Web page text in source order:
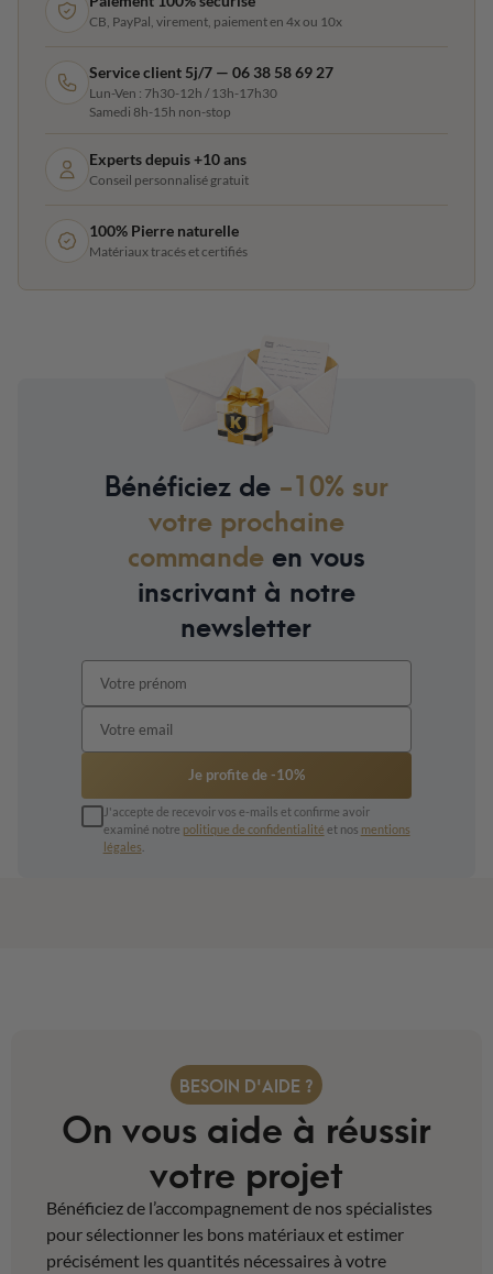
CB, PayPal, virement, paiement en 4x ou 10x
Service client 5j/7 — 06 38 58 69 27
Lun-Ven : 7h30-12h / 13h-17h30
Samedi 8h-15h non-stop
Experts depuis +10 ans
Conseil personnalisé gratuit
100% Pierre naturelle
Matériaux tracés et certifiés
Bénéficiez de -10% sur
votre prochaine
commandeen vous
inscrivant à notre
newsletter
Je profite de -10%
J'accepte de recevoir vos e-mails et confirme avoir
examiné notre politique de confidentialité et nos mentions
légales
BESOIN D'AIDE ?
On vous aide à réussir
votre projet
Bénéficiez de l’accompagnement de nos spécialistes
pour sélectionner les bons matériaux et estimer
précisément les quantités nécessaires à votre